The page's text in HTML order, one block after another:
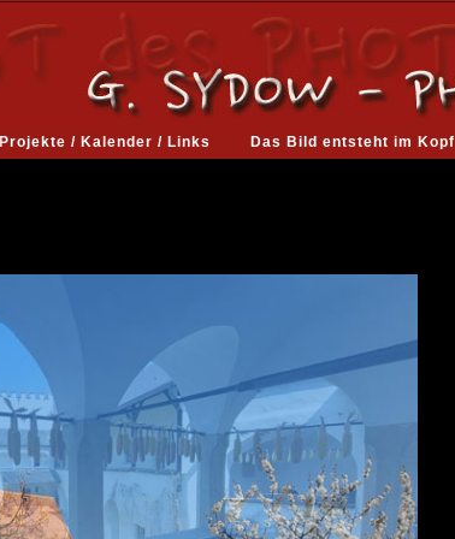
Projekte / Kalender / Links Das Bild entsteht im Kopf